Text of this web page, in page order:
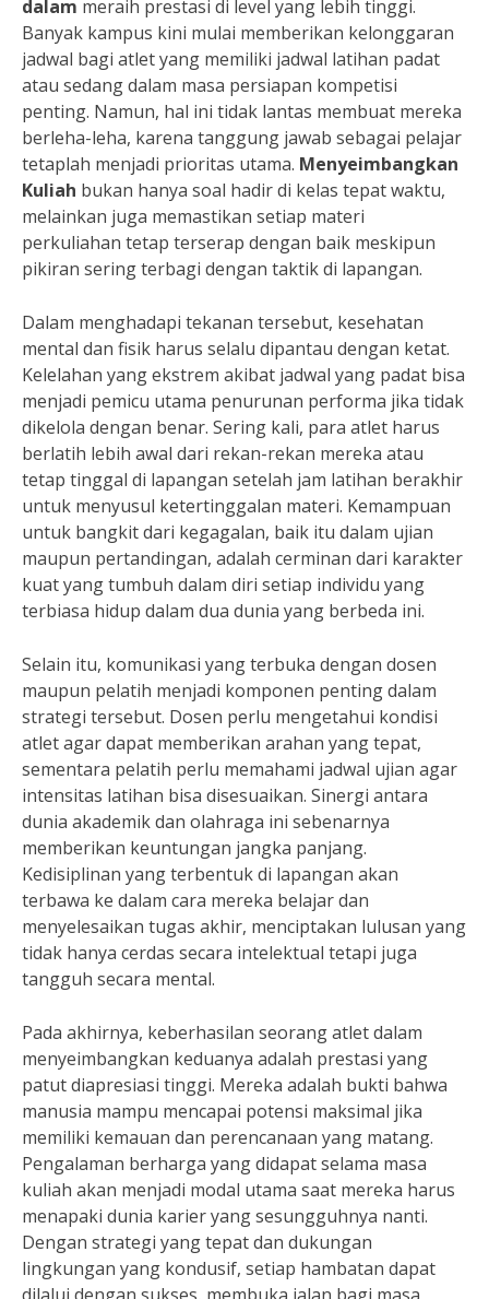
dalam meraih prestasi di level yang lebih tinggi.
Banyak kampus kini mulai memberikan kelonggaran
jadwal bagi atlet yang memiliki jadwal latihan padat
atau sedang dalam masa persiapan kompetisi
penting. Namun, hal ini tidak lantas membuat mereka
berleha-leha, karena tanggung jawab sebagai pelajar
tetaplah menjadi prioritas utama. Menyeimbangkan
Kuliah bukan hanya soal hadir di kelas tepat waktu,
melainkan juga memastikan setiap materi
perkuliahan tetap terserap dengan baik meskipun
pikiran sering terbagi dengan taktik di lapangan.
Dalam menghadapi tekanan tersebut, kesehatan
mental dan fisik harus selalu dipantau dengan ketat.
Kelelahan yang ekstrem akibat jadwal yang padat bisa
menjadi pemicu utama penurunan performa jika tidak
dikelola dengan benar. Sering kali, para atlet harus
berlatih lebih awal dari rekan-rekan mereka atau
tetap tinggal di lapangan setelah jam latihan berakhir
untuk menyusul ketertinggalan materi. Kemampuan
untuk bangkit dari kegagalan, baik itu dalam ujian
maupun pertandingan, adalah cerminan dari karakter
kuat yang tumbuh dalam diri setiap individu yang
terbiasa hidup dalam dua dunia yang berbeda ini.
Selain itu, komunikasi yang terbuka dengan dosen
maupun pelatih menjadi komponen penting dalam
strategi tersebut. Dosen perlu mengetahui kondisi
atlet agar dapat memberikan arahan yang tepat,
sementara pelatih perlu memahami jadwal ujian agar
intensitas latihan bisa disesuaikan. Sinergi antara
dunia akademik dan olahraga ini sebenarnya
memberikan keuntungan jangka panjang.
Kedisiplinan yang terbentuk di lapangan akan
terbawa ke dalam cara mereka belajar dan
menyelesaikan tugas akhir, menciptakan lulusan yang
tidak hanya cerdas secara intelektual tetapi juga
tangguh secara mental.
Pada akhirnya, keberhasilan seorang atlet dalam
menyeimbangkan keduanya adalah prestasi yang
patut diapresiasi tinggi. Mereka adalah bukti bahwa
manusia mampu mencapai potensi maksimal jika
memiliki kemauan dan perencanaan yang matang.
Pengalaman berharga yang didapat selama masa
kuliah akan menjadi modal utama saat mereka harus
menapaki dunia karier yang sesungguhnya nanti.
Dengan strategi yang tepat dan dukungan
lingkungan yang kondusif, setiap hambatan dapat